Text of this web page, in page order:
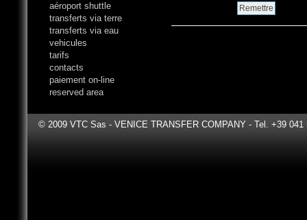
aéroport shuttle
transferts via terre
transferts via eau
vehicules
tarifs
contacts
paiement on-line
reserved area
© 2009 VTC Sas - VENICE TRANSFER COMPANY - Tel. +39 041